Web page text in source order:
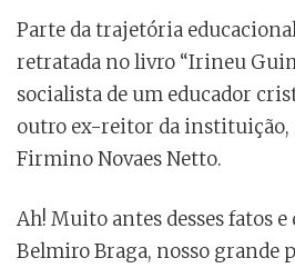
Parte da trajetória
retratada no livro “Irineu
socialista de um educador
outro ex-reitor da instituição,
Firmino Novaes Netto.
Ah! Muito antes desses fatos e
Belmiro Braga, nosso grande